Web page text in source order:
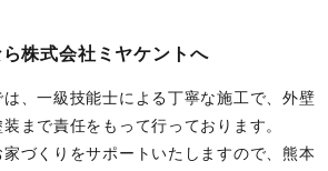
株式会社ミヤケントへ
、一級技能士による丁寧な施工で、外壁
まで責任をもって行っております。
づくりをサポートいたしますので、熊本